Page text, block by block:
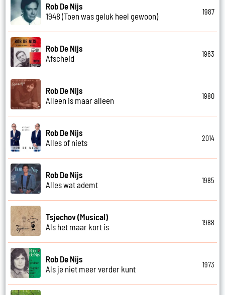
Rob De Nijs
1948 (Toen was geluk heel gewoon)
1987
Rob De Nijs
Afscheid
1963
Rob De Nijs
Alleen is maar alleen
1980
Rob De Nijs
Alles of niets
2014
Rob De Nijs
Alles wat ademt
1985
Tsjechov (Musical)
Als het maar kort is
1988
Rob De Nijs
Als je niet meer verder kunt
1973